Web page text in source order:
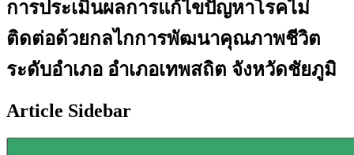
การประเมินผลการแก้ไขปัญหาโรคไม่
ติดต่อด้วยกลไกการพัฒนาคุณภาพชีวิต
ระดับอำเภอ อำเภอเทพสถิต จังหวัดชัยภูมิ
Article Sidebar